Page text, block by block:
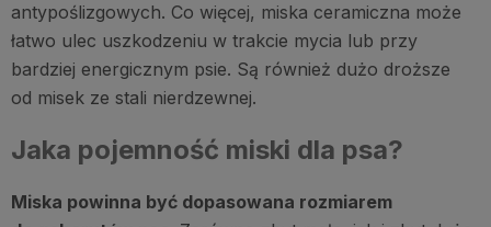
antypoślizgowych. Co więcej, miska ceramiczna może
łatwo ulec uszkodzeniu w trakcie mycia lub przy
bardziej energicznym psie. Są również dużo droższe
od misek ze stali nierdzewnej.
Jaka pojemność miski dla psa?
Miska powinna być dopasowana rozmiarem